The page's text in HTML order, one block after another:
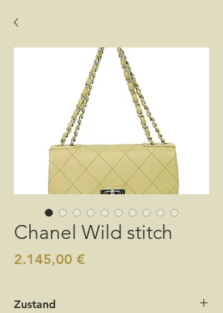
Chanel Wild stitch
2.145,00 €Preis
Zustand